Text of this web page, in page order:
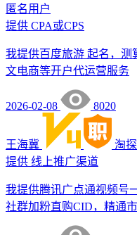
匿名用户
提供 CPA或CPS
我提供百度旅游 起名，
文电商等开户代运营服务
2026-02-08 8020
王海冀 淘
提供 线上推广渠道
我提供腾讯广点通视频号
社群加粉直购CID，精通